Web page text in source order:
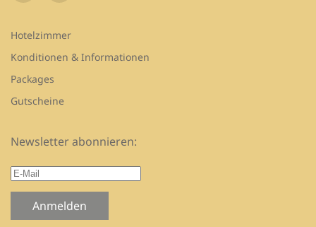
Hotelzimmer
Konditionen & Informationen
Packages
Gutscheine
Newsletter abonnieren:
Anmelden